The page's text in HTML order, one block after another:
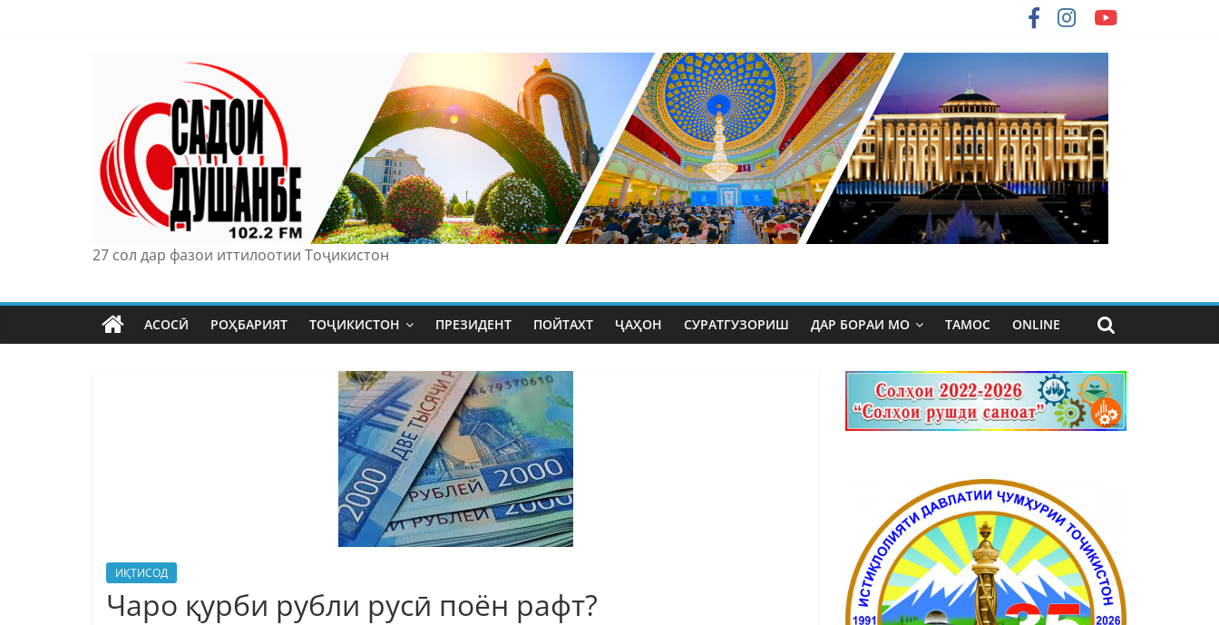
27 сол дар фазои иттилоотии Тоҷикистон
АСОСӢ РОҲБАРИЯТ ТОҶИКИСТОН ПРЕЗИДЕНТ ПОЙТАХТ ҶАҲОН СУРАТГУЗОРИШ ДАР БОРАИ МО ТАМОС ONLINE
ИҚТИСОД
Чаро қурби рубли русӣ поён рафт?